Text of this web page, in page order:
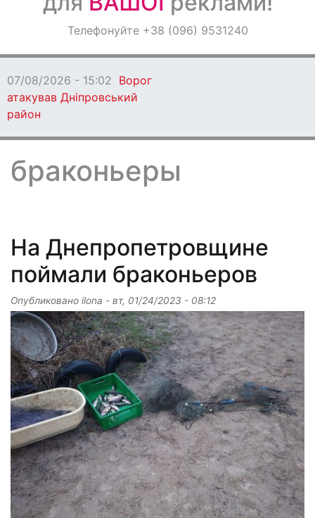
ОголошенняТелефонуйте +38 (096) 9531240
07/08/2026 - 13:53 На Дніпропетровщині
чоловік вчинив стрілянину у місті
браконьеры
На Днепропетровщине
поймали браконьеров
Опубликовано ilona - вт, 01/24/2023 - 08:12